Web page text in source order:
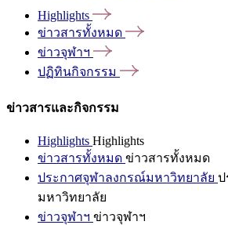
Highlights
ข่าวสารทั้งหมด
ข่าวจุฬาฯ
ปฏิทินกิจกรรม
ข่าวสารและกิจกรรม
Highlights Highlights
ข่าวสารทั้งหมด ข่าวสารทั้งหมด
ประกาศจุฬาลงกรณ์มหาวิทยาลัย ป
มหาวิทยาลัย
ข่าวจุฬาฯ ข่าวจุฬาฯ